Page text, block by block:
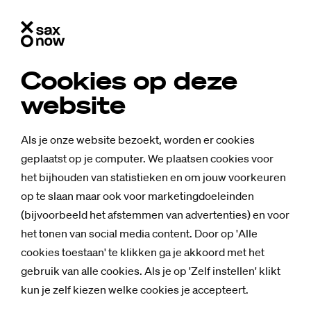
Cookies op deze
website
Als je onze website bezoekt, worden er cookies
geplaatst op je computer. We plaatsen cookies voor
het bijhouden van statistieken en om jouw voorkeuren
op te slaan maar ook voor marketingdoeleinden
(bijvoorbeeld het afstemmen van advertenties) en voor
het tonen van social media content. Door op 'Alle
cookies toestaan' te klikken ga je akkoord met het
gebruik van alle cookies. Als je op 'Zelf instellen' klikt
kun je zelf kiezen welke cookies je accepteert.